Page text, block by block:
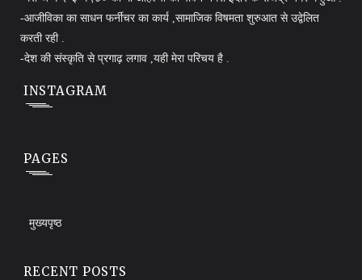
-आजीविका का साधन फर्नीचर का कार्य ,सामाजिक विषमता शुरुआत से उद्वेलित
करती रही .
-देश की संस्कृति से प्रगाढ़ लगाव ,यही मेरा परिचय है .
INSTAGRAM
PAGES
मुख्यपृष्ठ
RECENT POSTS